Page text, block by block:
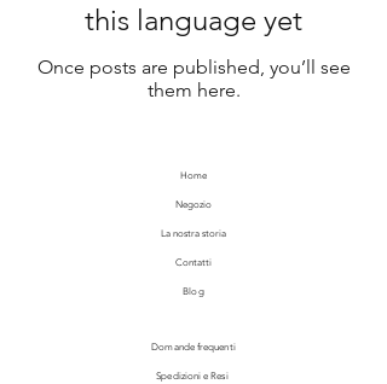
this language yet
Once posts are published, you’ll see
them here.
Home
Negozio
La nostra storia
Contatti
Blog
Domande frequenti
Spedizioni e Resi